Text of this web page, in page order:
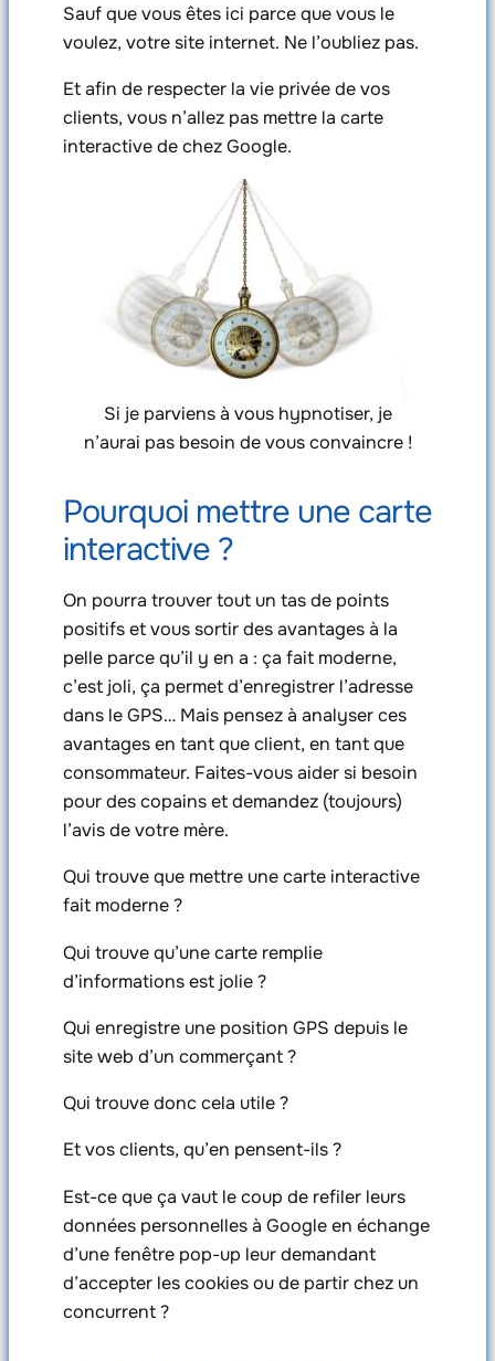
Sauf que vous êtes ici parce que vous le
voulez, votre site internet. Ne l’oubliez pas.
Et afin de respecter la vie privée de vos
clients, vous n’allez pas mettre la carte
interactive de chez Google.
Si je parviens à vous hypnotiser, je
n’aurai pas besoin de vous convaincre !
Pourquoi mettre une carte
interactive ?
On pourra trouver tout un tas de points
positifs et vous sortir des avantages à la
pelle parce qu’il y en a : ça fait moderne,
c’est joli, ça permet d’enregistrer l’adresse
dans le GPS… Mais pensez à analyser ces
avantages en tant que client, en tant que
consommateur. Faites-vous aider si besoin
pour des copains et demandez (toujours)
l’avis de votre mère.
Qui trouve que mettre une carte interactive
fait moderne ?
Qui trouve qu’une carte remplie
d’informations est jolie ?
Qui enregistre une position GPS depuis le
site web d’un commerçant ?
Qui trouve donc cela utile ?
Et vos clients, qu’en pensent-ils ?
Est-ce que ça vaut le coup de refiler leurs
données personnelles à Google en échange
d’une fenêtre pop-up leur demandant
d’accepter les cookies ou de partir chez un
concurrent ?